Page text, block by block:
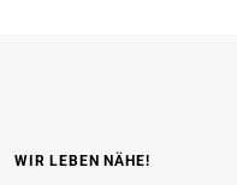
WIR LEBEN NÄHE!